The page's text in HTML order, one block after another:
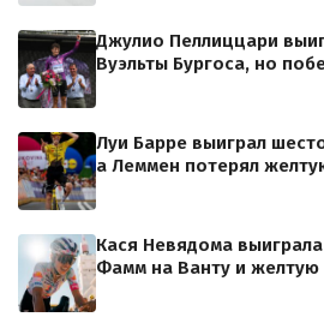
Джулио Пеллиццари
Вуэльты Бургоса, но
Луи Барре выиграл
а Леммен потерял
Кася Невядома
Фамм на Ванту и желтую